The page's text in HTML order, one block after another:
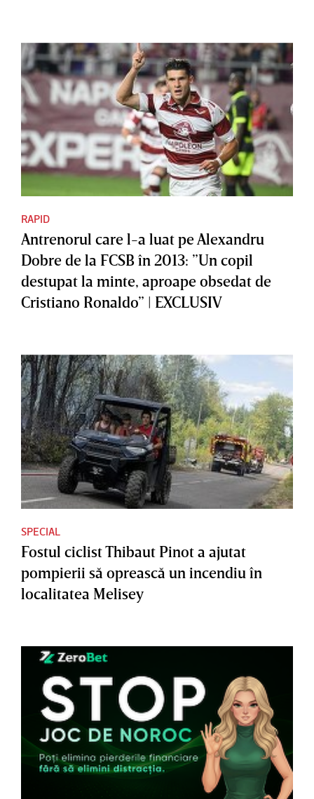
RAPID
Antrenorul care l-a luat pe Alexandru
Dobre de la FCSB în 2013: ”Un copil
destupat la minte, aproape obsedat de
Cristiano Ronaldo” | EXCLUSIV
SPECIAL
Fostul ciclist Thibaut Pinot a ajutat
pompierii să oprească un incendiu în
localitatea Melisey